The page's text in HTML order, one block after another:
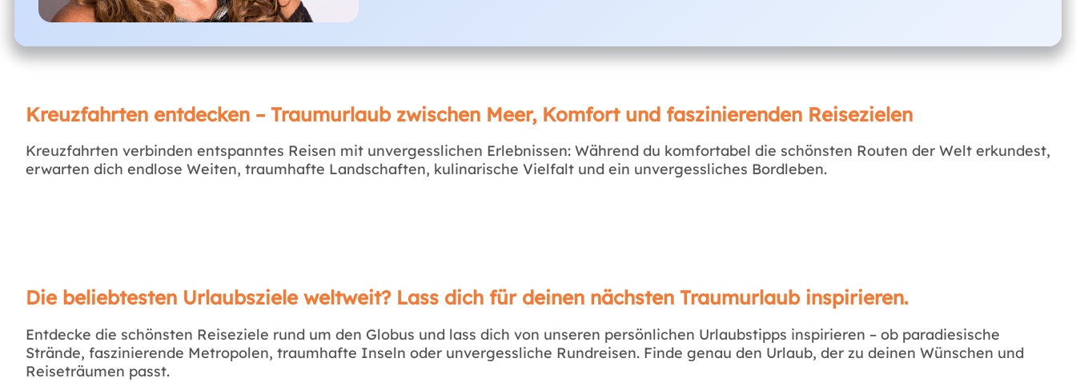
Kreuzfahrten entdecken – Traumurlaub zwischen Meer, Komfort und faszinierenden Reisezielen
Kreuzfahrten verbinden entspanntes Reisen mit unvergesslichen Erlebnissen: Während du komfortabel die schönsten Routen der Welt erkundest,
erwarten dich endlose Weiten, traumhafte Landschaften, kulinarische Vielfalt und ein unvergessliches Bordleben.
Die beliebtesten Urlaubsziele weltweit? Lass dich für deinen nächsten Traumurlaub inspirieren.
Entdecke die schönsten Reiseziele rund um den Globus und lass dich von unseren persönlichen Urlaubstipps inspirieren – ob paradiesische
Strände, faszinierende Metropolen, traumhafte Inseln oder unvergessliche Rundreisen. Finde genau den Urlaub, der zu deinen Wünschen und
Reiseträumen passt.